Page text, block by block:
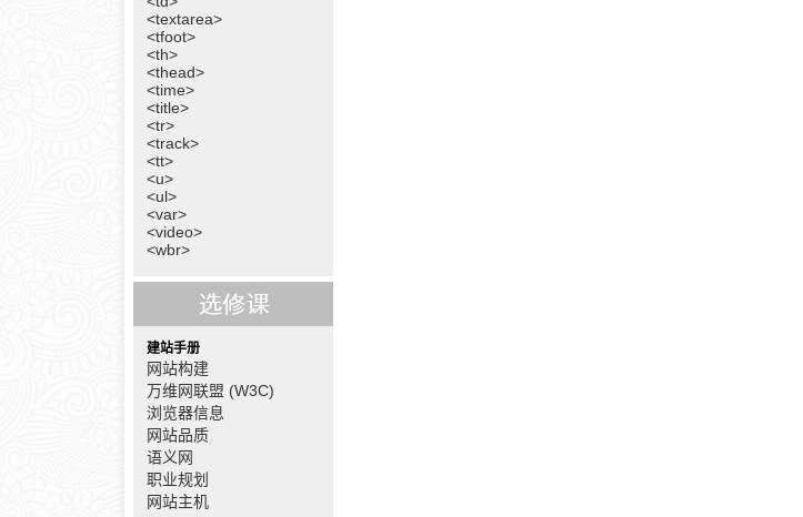
<textarea>
<tfoot>
<th>
<thead>
<time>
<title>
<tr>
<track>
<tt>
<u>
<ul>
<var>
<video>
<wbr>
建站手册
网站构建
万维网联盟 (W3C)
浏览器信息
网站品质
语义网
职业规划
网站主机